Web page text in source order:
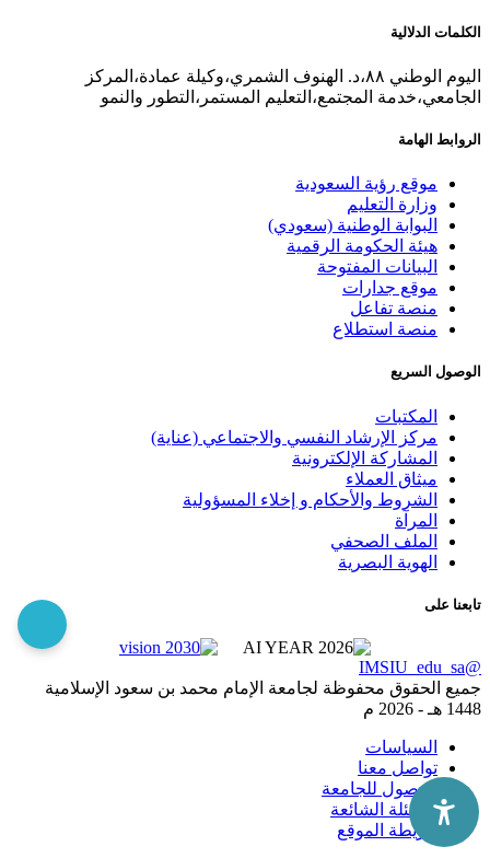
الكلمات الدلالية
اليوم الوطني ٨٨،د. الهنوف الشمري،وكيلة عمادة،المركز
الجامعي،خدمة المجتمع،التعليم المستمر،التطور والنمو
الروابط الهامة
موقع رؤية السعودية
وزارة التعليم
البوابة الوطنية (سعودي)
هيئة الحكومة الرقمية
البيانات المفتوحة
موقع جدارات
منصة تفاعل
منصة استطلاع
الوصول السريع
المكتبات
مركز الإرشاد النفسي والاجتماعي (عناية)
المشاركة الإلكترونية
ميثاق العملاء
الشروط والأحكام و إخلاء المسؤولية
المرآة
الملف الصحفي
الهوية البصرية
تابعنا على
@IMSIU_edu_sa
جميع الحقوق محفوظة لجامعة الإمام محمد بن سعود الإسلامية
1448 هـ -
2026 م
السياسات
تواصل معنا
الوصول للجامعة
الاسئلة الشائعة
خريطة الموقع